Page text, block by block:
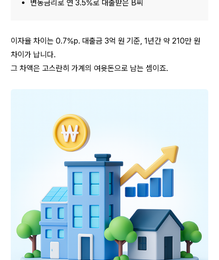
변동금리로 연 3.5%로 대출받은 B씨
이자율 차이는 0.7%p. 대출금 3억 원 기준, 1년간 약 210만 원
차이가 납니다.
그 차액은 고스란히 가계의 여윳돈으로 남는 셈이죠.